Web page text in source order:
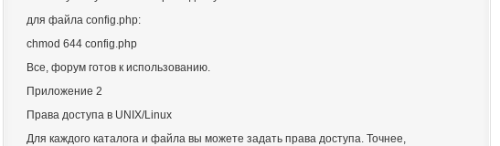
для файла config.php:
chmod 644 config.php
Все, форум готов к использованию.
Приложение 2
Права доступа в UNIX/Linux
Для каждого каталога и файла вы можете задать права доступа. Точнее,